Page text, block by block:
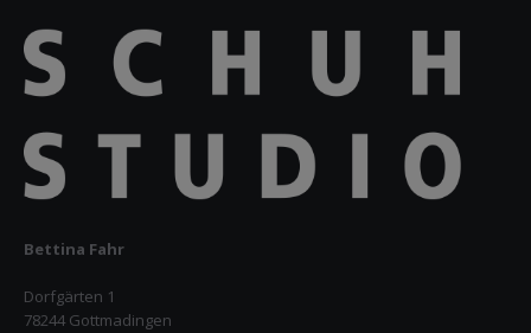
Bettina Fahr
Dorfgärten 1
78244 Gottmadingen